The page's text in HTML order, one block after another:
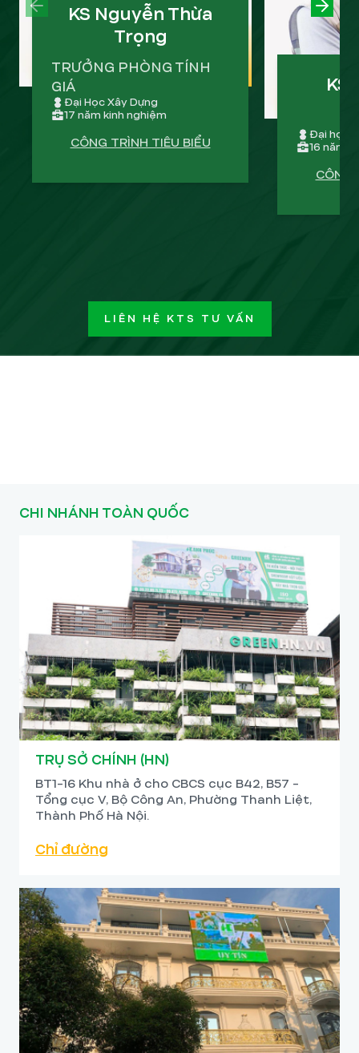
KS Nguyễn Thừa
Trọng
TRƯỞNG PHÒNG TÍNH
GIÁ
Đại Học Xây Dựng
17 năm kinh nghiệm
CÔNG TRÌNH TIÊU BIỂU
KS
Đại học
16 năm
CÔNG
PREVIOUS SLIDE
LIÊN HỆ KTS TƯ VẤN
CHI NHÁNH TOÀN QUỐC
TRỤ SỞ CHÍNH (HN)
BT1-16 Khu nhà ở cho CBCS cục B42, B57 -
Tổng cục V, Bộ Công An, Phường Thanh Liệt,
Thành Phố Hà Nội.
Chỉ đường